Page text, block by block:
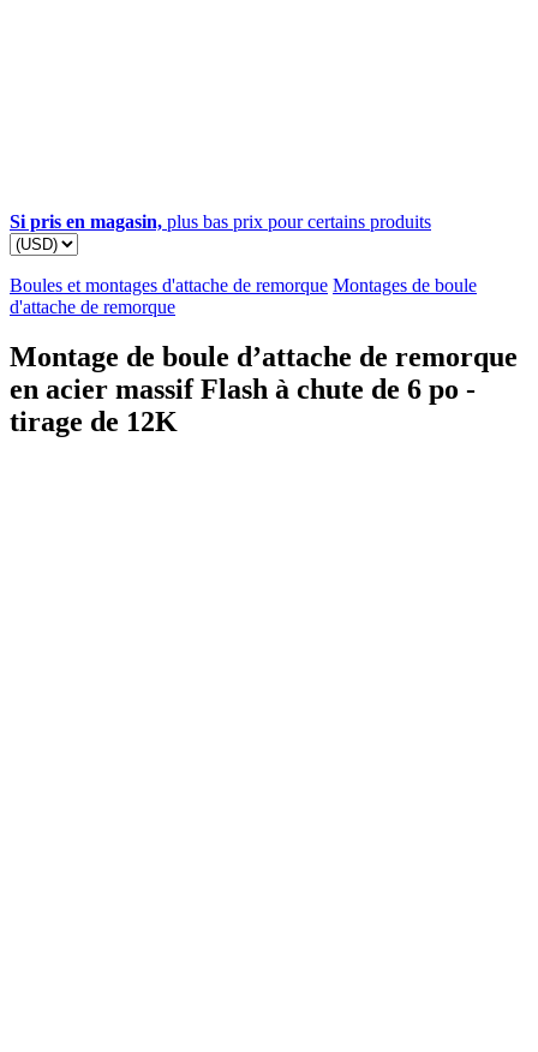
Si pris en magasin, plus bas prix pour certains produits
Boules et montages d'attache de remorque Montages de boule
d'attache de remorque
Montage de boule d’attache de remorque
en acier massif Flash à chute de 6 po -
tirage de 12K